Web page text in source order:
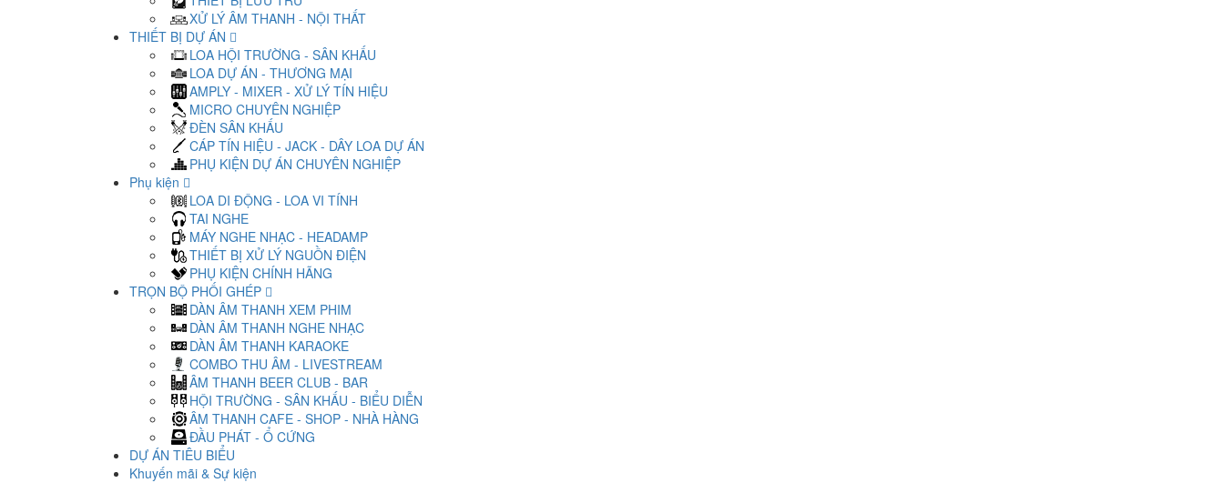
XỬ LÝ ÂM THANH - NỘI THẤT
THIẾT BỊ DỰ ÁN
LOA HỘI TRƯỜNG - SÂN KHẤU
LOA DỰ ÁN - THƯƠNG MẠI
AMPLY - MIXER - XỬ LÝ TÍN HIỆU
MICRO CHUYÊN NGHIỆP
ĐÈN SÂN KHẤU
CÁP TÍN HIỆU - JACK - DÂY LOA DỰ ÁN
PHỤ KIỆN DỰ ÁN CHUYÊN NGHIỆP
Phụ kiện
LOA DI ĐỘNG - LOA VI TÍNH
TAI NGHE
MÁY NGHE NHẠC - HEADAMP
THIẾT BỊ XỬ LÝ NGUỒN ĐIỆN
PHỤ KIỆN CHÍNH HÃNG
TRỌN BỘ PHỐI GHÉP
DÀN ÂM THANH XEM PHIM
DÀN ÂM THANH NGHE NHẠC
DÀN ÂM THANH KARAOKE
COMBO THU ÂM - LIVESTREAM
ÂM THANH BEER CLUB - BAR
HỘI TRƯỜNG - SÂN KHẤU - BIỂU DIỄN
ÂM THANH CAFE - SHOP - NHÀ HÀNG
ĐẦU PHÁT - Ổ CỨNG
DỰ ÁN TIÊU BIỂU
Khuyến mãi & Sự kiện